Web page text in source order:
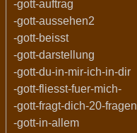
-gott-auftrag
-gott-aussehen2
-gott-beisst
-gott-darstellung
-gott-du-in-mir-ich-in-dir
-gott-fliesst-fuer-mich-
-gott-fragt-dich-20-fragen
-gott-in-allem